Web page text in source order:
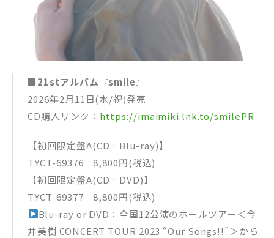
■21stアルバム『smile』
2026年2月11日(水/祝)発売
CD購入リンク： https://imaimiki.lnk.to/smilePR
【初回限定盤A(CD＋Blu-ray)】
TYCT-69376 8,800円(税込)
【初回限定盤A(CD＋DVD)】
TYCT-69377 8,800円(税込)
Blu-ray or DVD：全国12公演のホールツアー＜今
井美樹 CONCERT TOUR 2023 “Our Songs!!”＞から